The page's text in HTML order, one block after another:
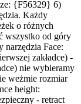
{F56329} 6)
Każdy
o różnych
wszystko od góry
Face:
zakładce) -
nie wybieramy
weżmie rozmiar
height:
- retract